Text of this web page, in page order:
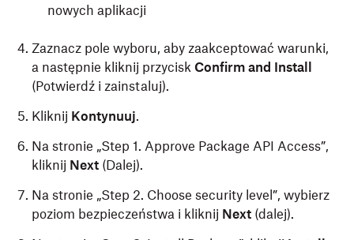
nowych aplikacji
Zaznacz pole wyboru, aby zaakceptować warunki,
a następnie kliknij przycisk Confirm and Install
(Potwierdź i zainstaluj).
Kliknij Kontynuuj.
Na stronie „Step 1. Approve Package API Access”,
kliknij Next (Dalej).
Na stronie „Step 2. Choose security level”, wybierz
poziom bezpieczeństwa i kliknij Next (dalej).